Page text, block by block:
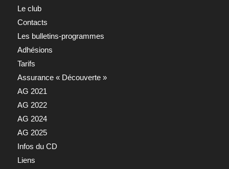
Le club
Contacts
Les bulletins-programmes
Adhésions
Tarifs
Assurance « Découverte »
AG 2021
AG 2022
AG 2024
AG 2025
Infos du CD
Liens